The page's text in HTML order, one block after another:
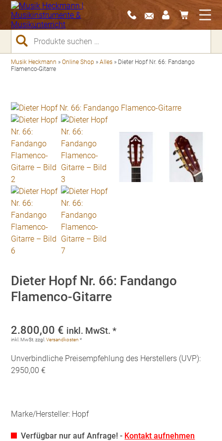
Suchen
nach:
Musik Heckmann »Online Shop »Alles » Dieter Hopf Nr. 66: Fandango
Flamenco-Gitarre
Dieter Hopf Nr. 66: Fandango
Flamenco-Gitarre
2.800,00 € inkl. MwSt. *
inkl. MwSt. zzgl.Versandkosten *
Unverbindliche Preisempfehlung des Herstellers (UVP):
2950,00 €
Marke/Hersteller: Hopf
Verfügbar nur auf Anfrage! - Kontakt aufnehmen